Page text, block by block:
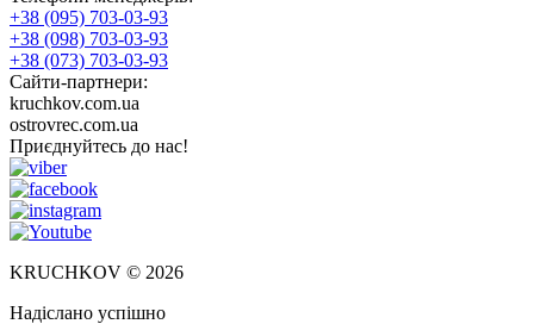
+38 (095) 703-03-93
+38 (098) 703-03-93
+38 (073) 703-03-93
Сайти-партнери:
kruchkov.com.ua
ostrovrec.com.ua
Приєднуйтесь до нас!
KRUCHKOV © 2026
Надіслано успішно